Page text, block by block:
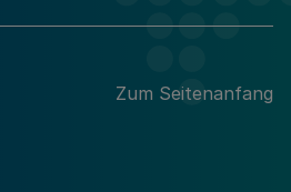
Zum Seitenanfang